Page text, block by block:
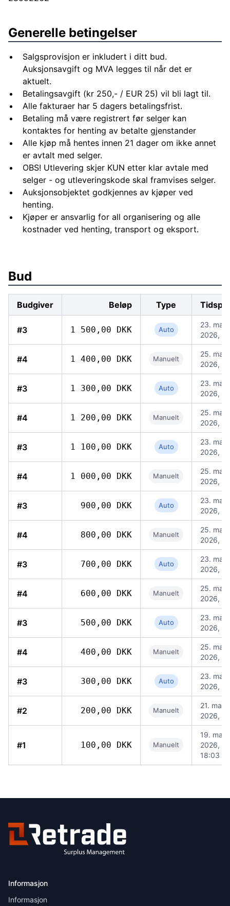
Generelle betingelser
Salgsprovisjon er inkludert i ditt bud.
Auksjonsavgift og MVA legges til når det er
aktuelt.
Betalingsavgift (kr 250,- / EUR 25) vil bli lagt til.
Alle fakturaer har 5 dagers betalingsfrist.
Betaling må være registrert før selger kan
kontaktes for henting av betalte gjenstander
Alle kjøp må hentes innen 21 dager om ikke annet
er avtalt med selger.
OBS! Utlevering skjer KUN etter klar avtale med
selger - og utleveringskode skal framvises selger.
Auksjonsobjektet godkjennes av kjøper ved
henting.
Kjøper er ansvarlig for all organisering og alle
kostnader ved henting, transport og eksport.
Bud
Budgiver Beløp Type
#3 1 500,00 DKK Auto
23. mai
2026,
#4 1 400,00 DKK Manuelt
25. mai
2026,
#3 1 300,00 DKK Auto
23. mai
2026,
#4 1 200,00 DKK Manuelt
25. mai
2026,
#3 1 100,00 DKK Auto
23. mai
2026,
#4 1 000,00 DKK Manuelt
25. mai
2026,
#3 900,00 DKK Auto
23. mai
2026,
#4 800,00 DKK Manuelt
25. mai
2026,
#3 700,00 DKK Auto
23. mai
2026,
#4 600,00 DKK Manuelt
25. mai
2026,
#3 500,00 DKK Auto
23. mai
2026,
#4 400,00 DKK Manuelt
25. mai
2026,
#3 300,00 DKK Auto
23. mai
2026,
#2 200,00 DKK Manuelt
21. mai
2026,
#1 100,00 DKK Manuelt
19. mai
2026,
18:03
Informasjon
Informasjon